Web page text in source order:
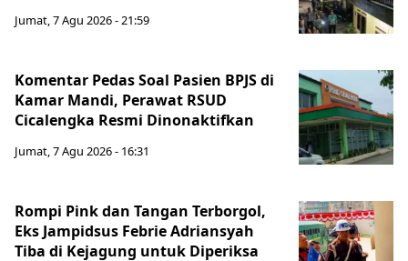
Jumat, 7 Agu 2026 - 21:59
Komentar Pedas Soal Pasien BPJS di
Kamar Mandi, Perawat RSUD
Cicalengka Resmi Dinonaktifkan
Jumat, 7 Agu 2026 - 16:31
Rompi Pink dan Tangan Terborgol,
Eks Jampidsus Febrie Adriansyah
Tiba di Kejagung untuk Diperiksa